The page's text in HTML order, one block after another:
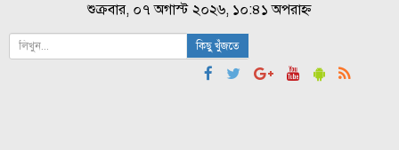
শুক্রবার, ০৭ অগাস্ট ২০২৬, ১০:৪১ অপরাহ্ন
কিছু খুঁজতে